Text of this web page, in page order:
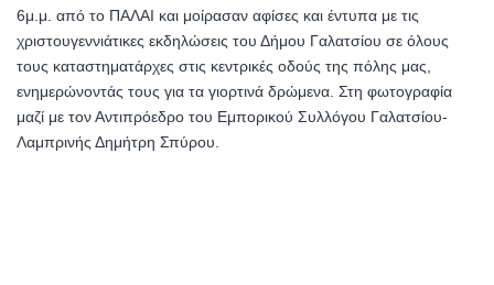
6μ.μ. από το ΠΑΛΑΙ και μοίρασαν αφίσες και έντυπα με τις
χριστουγεννιάτικες εκδηλώσεις του Δήμου Γαλατσίου σε όλους
τους καταστηματάρχες στις κεντρικές οδούς της πόλης μας,
ενημερώνοντάς τους για τα γιορτινά δρώμενα. Στη φωτογραφία
μαζί με τον Αντιπρόεδρο του Εμπορικού Συλλόγου Γαλατσίου-
Λαμπρινής Δημήτρη Σπύρου.